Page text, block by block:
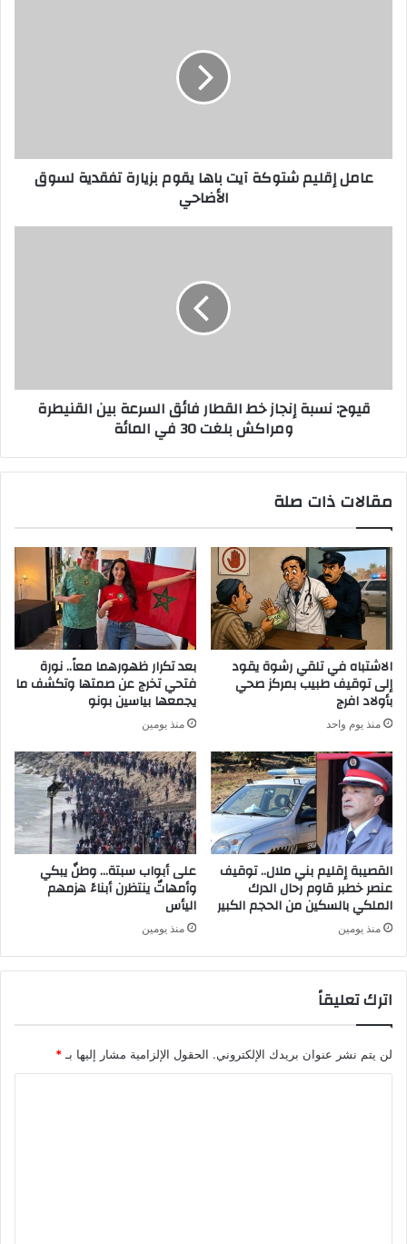
عامل إقليم شتوكة آيت باها يقوم بزيارة تفقدية لسوق
الأضاحي
قيوح: نسبة إنجاز خط القطار فائق السرعة بين القنيطرة
ومراكش بلغت 30 في المائة
مقالات ذات صلة
الاشتباه في تلقي رشوة يقود
إلى توقيف طبيب بمركز صحي
بأولاد افرج
منذ يوم واحد
بعد تكرار ظهورهما معاً.. نورة
فتحي تخرج عن صمتها وتكشف ما
يجمعها بياسين بونو
منذ يومين
القصيبة إقليم بني ملال.. توقيف
عنصر خطبر قاوم رحال الدرك
الملكي بالسكين من الحجم الكبير
منذ يومين
على أبواب سبتة… وطنٌ يبكي
وأمهاتٌ ينتظرن أبناءً هزمهم
اليأس
منذ يومين
اترك تعليقاً
لن يتم نشر عنوان بريدك الإلكتروني. الحقول الإلزامية مشار إليها بـ *